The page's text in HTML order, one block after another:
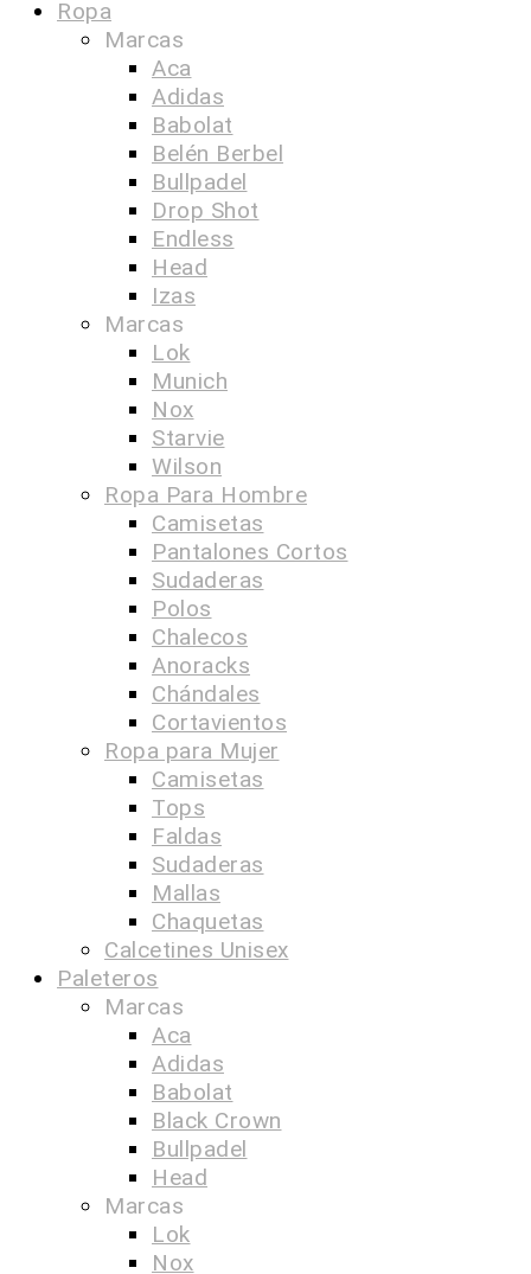
Ropa
Marcas
Aca
Adidas
Babolat
Belén Berbel
Bullpadel
Drop Shot
Endless
Head
Izas
Marcas
Lok
Munich
Nox
Starvie
Wilson
Ropa Para Hombre
Camisetas
Pantalones Cortos
Sudaderas
Polos
Chalecos
Anoracks
Chándales
Cortavientos
Ropa para Mujer
Camisetas
Tops
Faldas
Sudaderas
Mallas
Chaquetas
Calcetines Unisex
Paleteros
Marcas
Aca
Adidas
Babolat
Black Crown
Bullpadel
Head
Marcas
Lok
Nox